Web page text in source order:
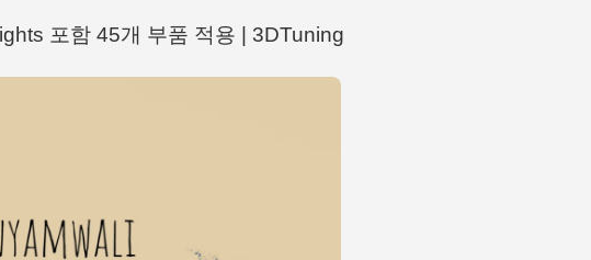
포함 45개 부품 적용 | 3DTuning